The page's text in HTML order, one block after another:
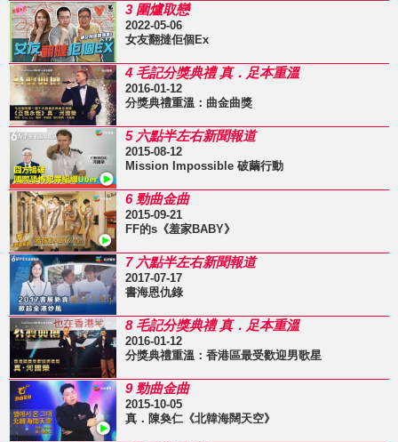
3 圍爐取戀
2022-05-06
女友翻撻佢個Ex
4 毛記分獎典禮 真．足本重溫
2016-01-12
分獎典禮重溫：曲金曲獎
5 六點半左右新聞報道
2015-08-12
Mission Impossible 破繭行動
6 勁曲金曲
2015-09-21
FF的s《羞家BABY》
7 六點半左右新聞報道
2017-07-17
書海恩仇錄
8 毛記分獎典禮 真．足本重溫
2016-01-12
分獎典禮重溫：香港區最受歡迎男歌星
9 勁曲金曲
2015-10-05
真．陳奐仁《北韓海闊天空》